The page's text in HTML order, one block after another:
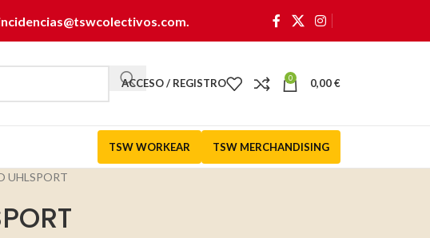
ACCESO / REGISTRO 0 0,00€
TSW WORKEAR TSW MERCHANDISING
UHLSPORT